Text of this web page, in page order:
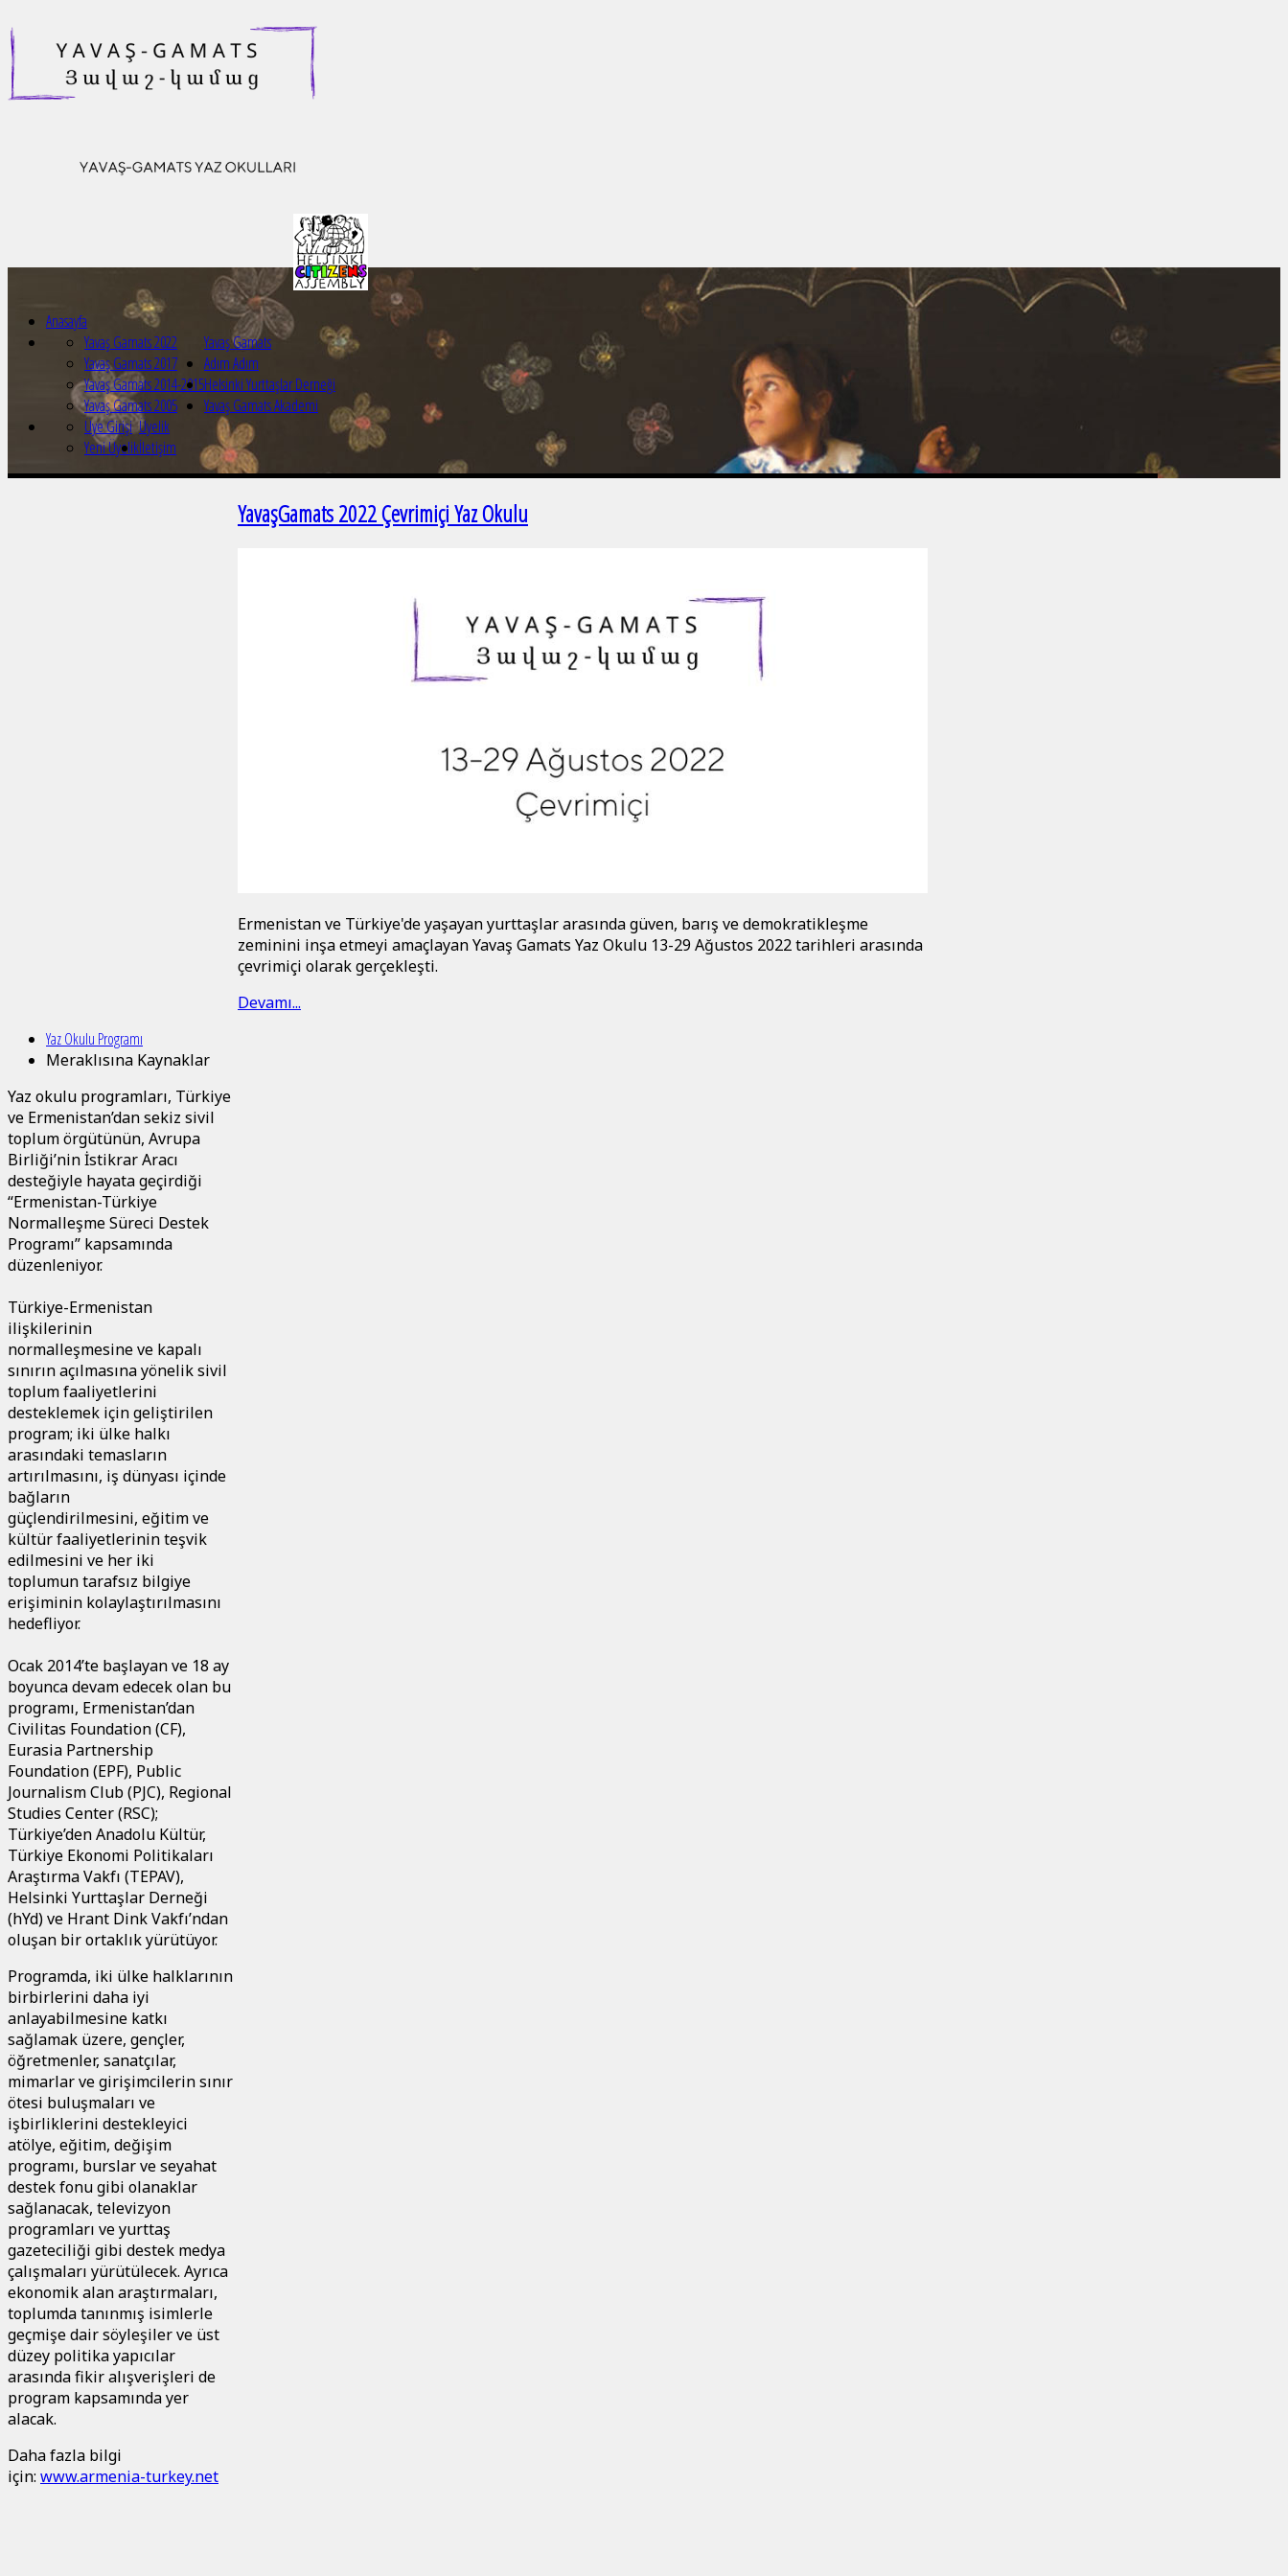
Anasayfa
Yavaş Gamats
Yavaş Gamats 2022
Yavaş Gamats 2017
Yavaş Gamats 2014-2015
Yavaş Gamats 2005
Adım Adım
Helsinki Yurttaşlar Derneği
Yavaş Gamats Akademi
Üyelik
Üye Girişi
Yeni Üyelikİletişim
YavaşGamats 2022 Çevrimiçi Yaz Okulu
Ermenistan ve Türkiye'de yaşayan yurttaşlar arasında güven, barış ve demokratikleşme
zeminini inşa etmeyi amaçlayan Yavaş Gamats Yaz Okulu 13-29 Ağustos 2022 tarihleri arasında
çevrimiçi olarak gerçekleşti.
Devamı...
Yaz Okulu Programı
Meraklısına Kaynaklar
Yaz okulu programları, Türkiye
ve Ermenistan’dan sekiz sivil
toplum örgütünün, Avrupa
Birliği’nin İstikrar Aracı
desteğiyle hayata geçirdiği
“Ermenistan-Türkiye
Normalleşme Süreci Destek
Programı” kapsamında
düzenleniyor.
Türkiye-Ermenistan
ilişkilerinin
normalleşmesine ve kapalı
sınırın açılmasına yönelik sivil
toplum faaliyetlerini
desteklemek için geliştirilen
program; iki ülke halkı
arasındaki temasların
artırılmasını, iş dünyası içinde
bağların
güçlendirilmesini, eğitim ve
kültür faaliyetlerinin teşvik
edilmesini ve her iki
toplumun tarafsız bilgiye
erişiminin kolaylaştırılmasını
hedefliyor.
Ocak 2014’te başlayan ve 18 ay
boyunca devam edecek olan bu
programı, Ermenistan’dan
Civilitas Foundation (CF),
Eurasia Partnership
Foundation (EPF), Public
Journalism Club (PJC), Regional
Studies Center (RSC);
Türkiye’den Anadolu Kültür,
Türkiye Ekonomi Politikaları
Araştırma Vakfı (TEPAV),
Helsinki Yurttaşlar Derneği
(hYd) ve Hrant Dink Vakfı’ndan
oluşan bir ortaklık yürütüyor.
Programda, iki ülke halklarının
birbirlerini daha iyi
anlayabilmesine katkı
sağlamak üzere, gençler,
öğretmenler, sanatçılar,
mimarlar ve girişimcilerin sınır
ötesi buluşmaları ve
işbirliklerini destekleyici
atölye, eğitim, değişim
programı, burslar ve seyahat
destek fonu gibi olanaklar
sağlanacak, televizyon
programları ve yurttaş
gazeteciliği gibi destek medya
çalışmaları yürütülecek. Ayrıca
ekonomik alan araştırmaları,
toplumda tanınmış isimlerle
geçmişe dair söyleşiler ve üst
düzey politika yapıcılar
arasında fikir alışverişleri de
program kapsamında yer
alacak.
Daha fazla bilgi
için: www.armenia-turkey.net